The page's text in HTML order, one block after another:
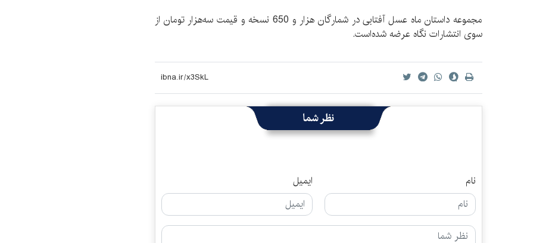
مجموعه داستان ماه عسل آفتابی در شمارگان هزار و 650 نسخه و قیمت سه‌هزار تومان از
سوی انتشارات نگاه عرضه شده‌است.
نظر شما
نام ایمیل